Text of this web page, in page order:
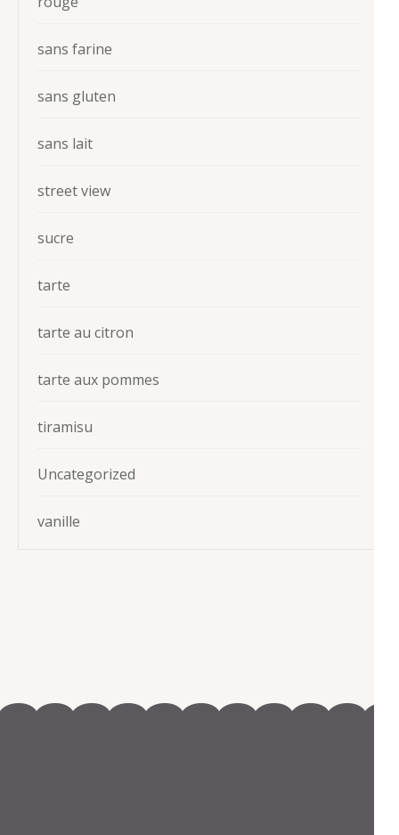
sans farine
sans gluten
sans lait
street view
sucre
tarte
tarte au citron
tarte aux pommes
tiramisu
Uncategorized
vanille